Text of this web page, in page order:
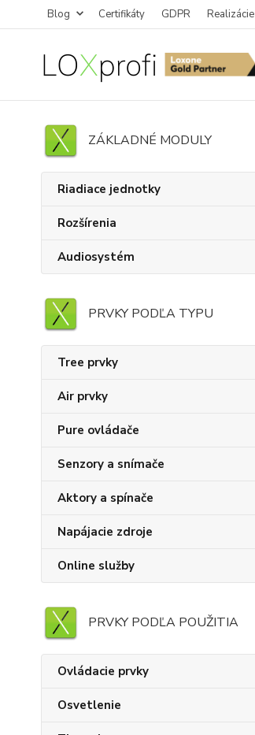
Blog Certifikáty GDPR Realizácie
ZÁKLADNÉ MODULY
Riadiace jednotky
Rozšírenia
Audiosystém
PRVKY PODĽA TYPU
Tree prvky
Air prvky
Pure ovládače
Senzory a snímače
Aktory a spínače
Napájacie zdroje
Online služby
PRVKY PODĽA POUŽITIA
Ovládacie prvky
Osvetlenie